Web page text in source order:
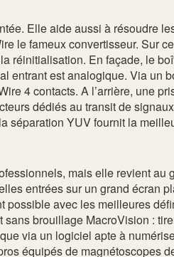
Elle aide aussi à résoudre
le fameux convertisseur. Sur
réinitialisation. En façade, le
entrant est analogique. Via un
4 contacts. A l’arrière, une
dédiés au transit de
séparation YUV fournit la
mais elle revient au
entrées sur un grand écran
possible avec les meilleures
brouillage MacroVision :
via un logiciel apte à
équipés de magnétoscopes